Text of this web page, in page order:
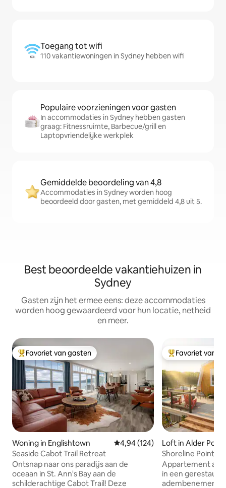
Toegang tot wifi
110 vakantiewoningen in Sydney hebben wifi
Populaire voorzieningen voor gasten
In accommodaties in Sydney hebben gasten
graag: Fitnessruimte, Barbecue/grill en
Laptopvriendelijke werkplek
Gemiddelde beoordeling van 4,8
Accommodaties in Sydney worden hoog
beoordeeld door gasten, met gemiddeld 4,8 uit 5.
Best beoordeelde vakantiehuizen in
Sydney
Gasten zijn het ermee eens: deze accommodaties
worden hoog gewaardeerd voor hun locatie, netheid
en meer.
Topfavoriet van gasten
Favoriet van gasten
Woning in Englishtown Gemiddelde beoordeling van
4,94 (124)
Seaside Cabot Trail Retreat
Ontsnap naar ons paradijs aan de
oceaan in St. Ann's Bay aan de
schilderachtige Cabot Trail! Deze
Topfavoriet van
Favoriet van
Loft in Alder Point
Shoreline Point
Appartement
in een
adembenemend